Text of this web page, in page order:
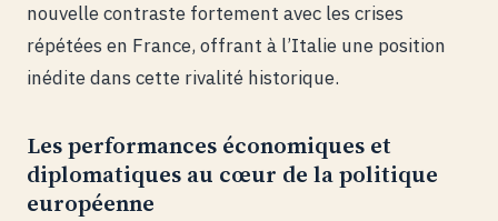
nouvelle contraste fortement avec les crises
répétées en France, offrant à l’Italie une position
inédite dans cette rivalité historique.
Les performances économiques et
diplomatiques au cœur de la politique
européenne